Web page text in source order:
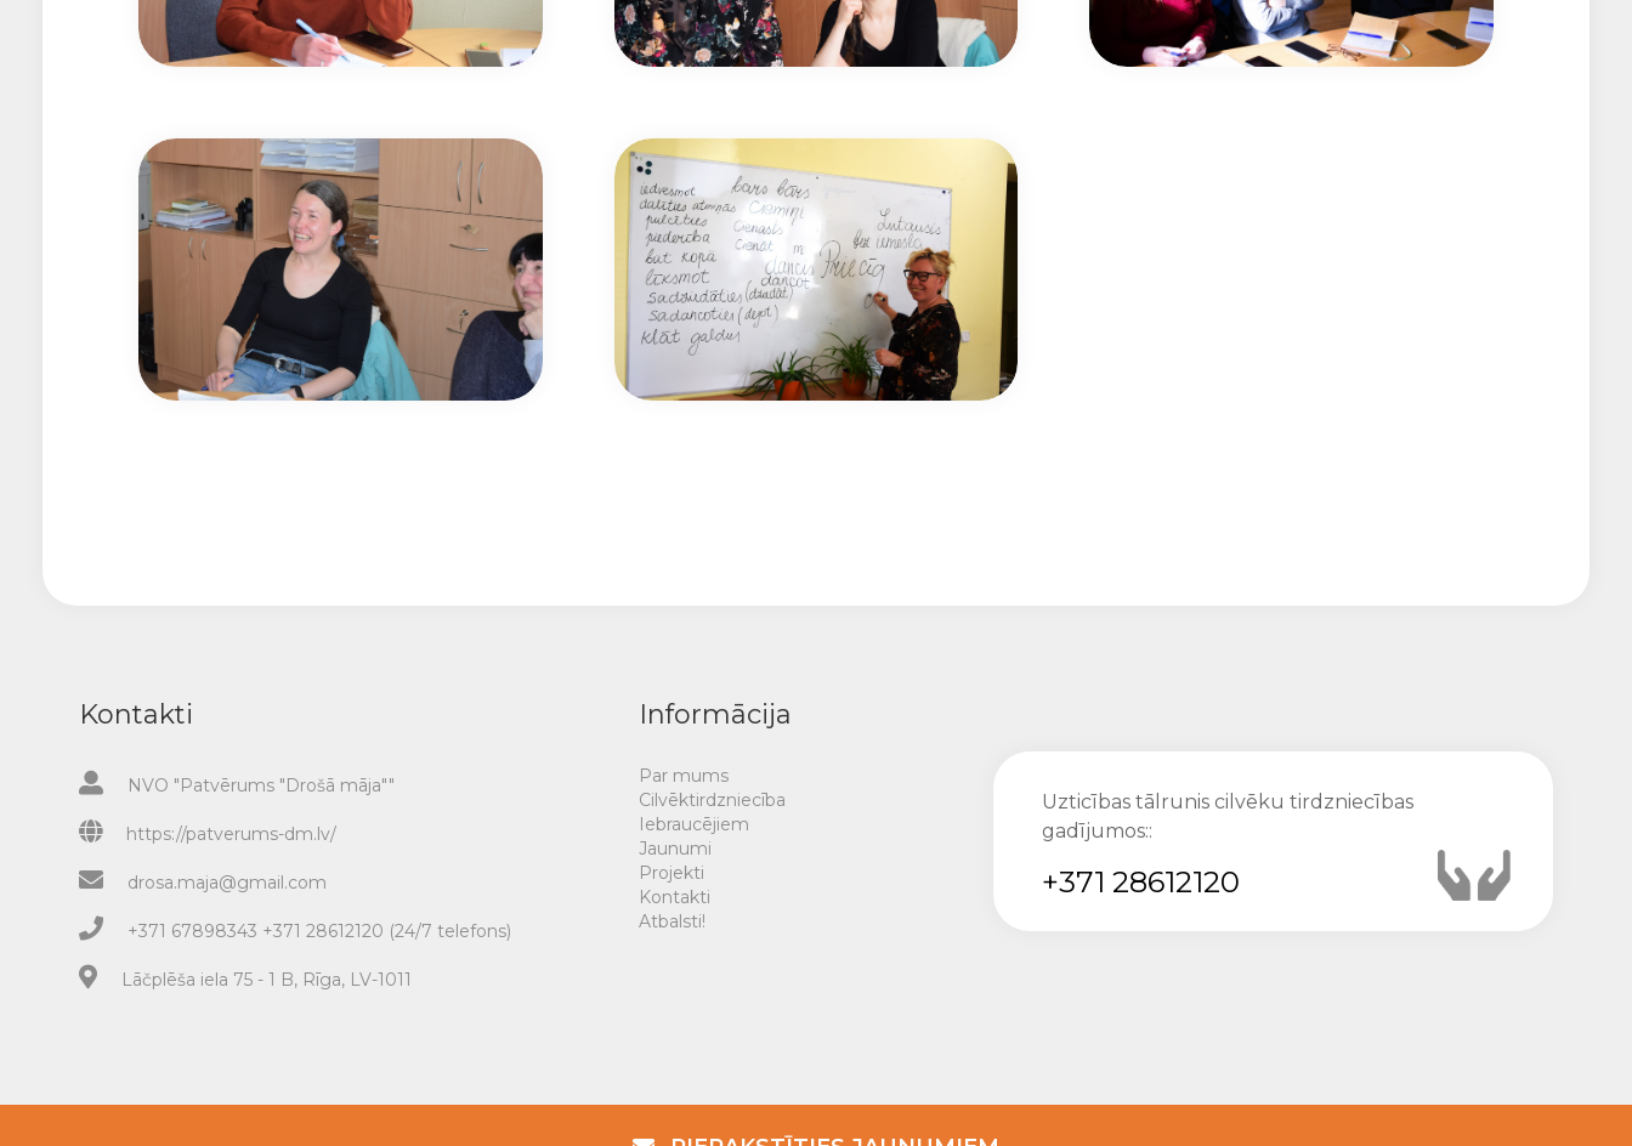
Kontakti
NVO "Patvērums "Drošā māja""
https://patverums-dm.lv/
drosa.maja@gmail.com
+371 67898343 +371 28612120 (24/7 telefons)
Lāčplēša iela 75 - 1 B, Rīga, LV-1011
Informācija
Par mums
Cilvēktirdzniecība
Iebraucējiem
Jaunumi
Projekti
Kontakti
Atbalsti!
Uzticības tālrunis cilvēku tirdzniecības
gadījumos::
+371 28612120